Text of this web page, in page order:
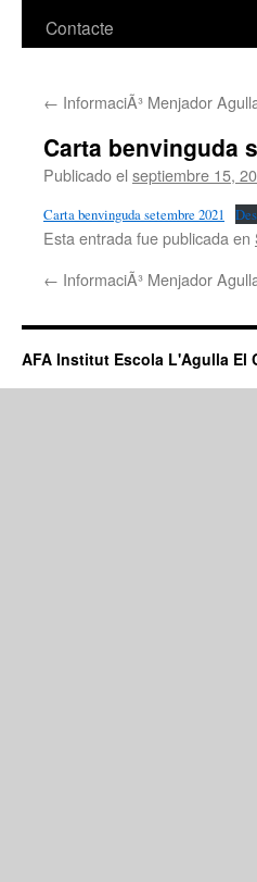
Contacte
← InformaciÃ³ Menjador
Carta benvinguda
Publicado el septiembre 15,
Carta benvinguda setembre 2021
Esta entrada fue publicada en
← InformaciÃ³ Menjador
AFA Institut Escola L'Agulla El